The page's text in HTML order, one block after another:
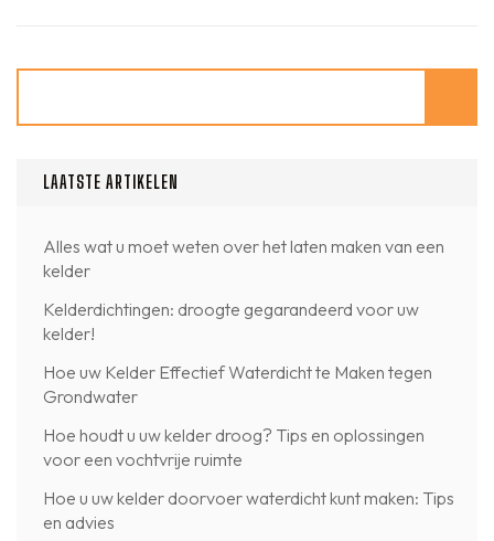
LAATSTE ARTIKELEN
Alles wat u moet weten over het laten maken van een
kelder
Kelderdichtingen: droogte gegarandeerd voor uw
kelder!
Hoe uw Kelder Effectief Waterdicht te Maken tegen
Grondwater
Hoe houdt u uw kelder droog? Tips en oplossingen
voor een vochtvrije ruimte
Hoe u uw kelder doorvoer waterdicht kunt maken: Tips
en advies